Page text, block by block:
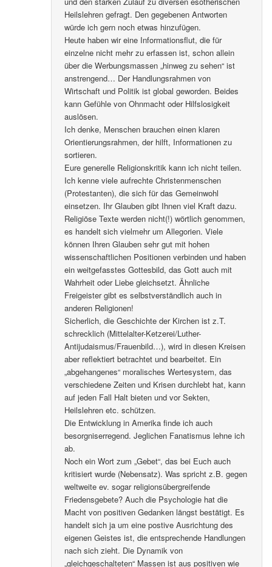
Heilslehren gefragt. Den gegebenen Antworten
würde ich gern noch etwas hinzufügen.
Heute haben wir eine Informationsflut, die für
einzelne nicht mehr zu erfassen ist, schon allein
über die Werbungsmassen „hinweg zu sehen“ ist
anstrengend… Der Handlungsrahmen von
Wirtschaft und Politik ist global geworden. Beides
kann Gefühle von Ohnmacht oder Hilfslosigkeit
auslösen.
Ich denke, Menschen brauchen einen klaren
Orientierungsrahmen, der hilft, Informationen zu
sortieren.
Eure generelle Religionskritik kann ich nicht teilen.
Ich kenne viele aufrechte Christenmenschen
(Protestanten), die sich für das Gemeinwohl
einsetzen. Ihr Glauben gibt Ihnen viel Kraft dazu.
Religiöse Texte werden nicht(!) wörtlich genommen,
es handelt sich vielmehr um Allegorien. Viele
können Ihren Glauben sehr gut mit hohen
wissenschaftlichen Positionen verbinden und haben
ein weitgefasstes Gottesbild, das Gott auch mit
Wahrheit oder Liebe gleichsetzt. Ähnliche
Freigeister gibt es selbstverständlich auch in
anderen Religionen!
Sicherlich, die Geschichte der Kirchen ist z.T.
schrecklich (Mittelalter-Ketzerei/Luther-
Antijudaismus/Frauenbild…), wird in diesen Kreisen
aber reflektiert betrachtet und bearbeitet. Ein
„abgehangenes“ moralisches Wertesystem, das
verschiedene Zeiten und Krisen durchlebt hat, kann
auf jeden Fall Halt bieten und vor Sekten,
Heilslehren etc. schützen.
Die Entwicklung in Amerika finde ich auch
besorgniserregend. Jeglichen Fanatismus lehne ich
ab.
Noch ein Wort zum „Gebet“, das bei Euch auch
kritisiert wurde (Nebensatz). Was spricht z.B. gegen
weltweite ev. sogar religionsübergreifende
Friedensgebete? Auch die Psychologie hat die
Macht von positiven Gedanken längst bestätigt. Es
handelt sich ja um eine postive Ausrichtung des
eigenen Geistes ist, die entsprechende Handlungen
nach sich zieht. Die Dynamik von
„gleichgeschalteten“ Massen ist aus positiven wie